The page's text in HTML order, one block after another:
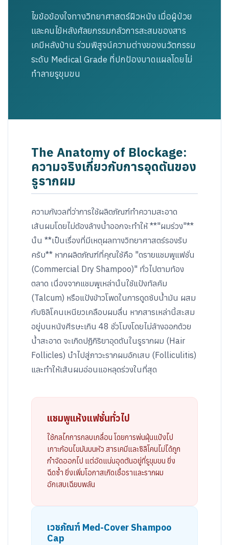
ไขข้อข้องใจทางวิทยาศาสตร์ผิวหนัง เมื่อผู้ป่วย
และคนไข้หลังศัลยกรรมกลัวการสะสมของสาร
เคมีหลังบ้าน ร่วมพิสูจน์ความต่างของนวัตกรรม
ระดับ Medical Grade ที่ปกป้องบาดแผลโดยไม่
ทำลายรูขุมขน
The Anatomy of Blockage:
ความจริงเกี่ยวกับการอุดตันของ
รูรากผม
ความกังวลที่ว่าการใช้ผลิตภัณฑ์ทำความสะอาด
เส้นผมโดยไม่ต้องล้างน้ำออกจะทำให้ **"ผมร่วง"**
นั้น **เป็นเรื่องที่มีเหตุผลทางวิทยาศาสตร์รองรับ
ครับ** หากผลิตภัณฑ์ที่คุณใช้คือ "ดรายแชมพูแฟชั่น
(Commercial Dry Shampoo)" ทั่วไปตามท้อง
ตลาด เนื่องจากแชมพูเหล่านั้นใช้แป้งทัลคัม
(Talcum) หรือแป้งข้าวโพดในการดูดซับน้ำมัน ผสม
กับซิลิโคนเหนียวเคลือบผมลื่น หากสารเหล่านี้สะสม
อยู่บนหนังศีรษะเกิน 48 ชั่วโมงโดยไม่ล้างออกด้วย
น้ำสะอาด จะเกิดปฏิกิริยาอุดตันในรูรากผม (Hair
Follicles) นำไปสู่ภาวะรากผมอักเสบ (Folliculitis)
และทำให้เส้นผมอ่อนแอหลุดร่วงในที่สุด
แชมพูแห้งแฟชั่นทั่วไป
ใช้กลไกการกลบเกลื่อน โดยการพ่นฝุ่นแป้งไป
เกาะก้อนไขมันบนหัว สารเคมีและซิลิโคนไม่ได้ถูก
กำจัดออกไป แต่อัดแน่นอุดตันอยู่ที่รูขุมขน ยิ่ง
ฉีดซ้ำ ยิ่งเพิ่มโอกาสเกิดเชื้อราและรากผม
อักเสบเฉียบพลัน
เวชภัณฑ์ Med-Cover Shampoo
Cap